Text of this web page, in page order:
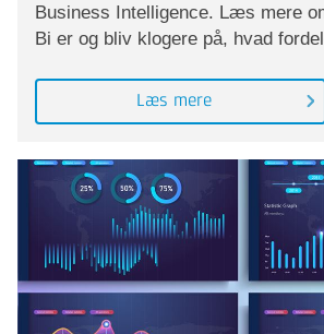
Business Intelligence. Læs mere
Bi er og bliv klogere på, hvad
Læs mere